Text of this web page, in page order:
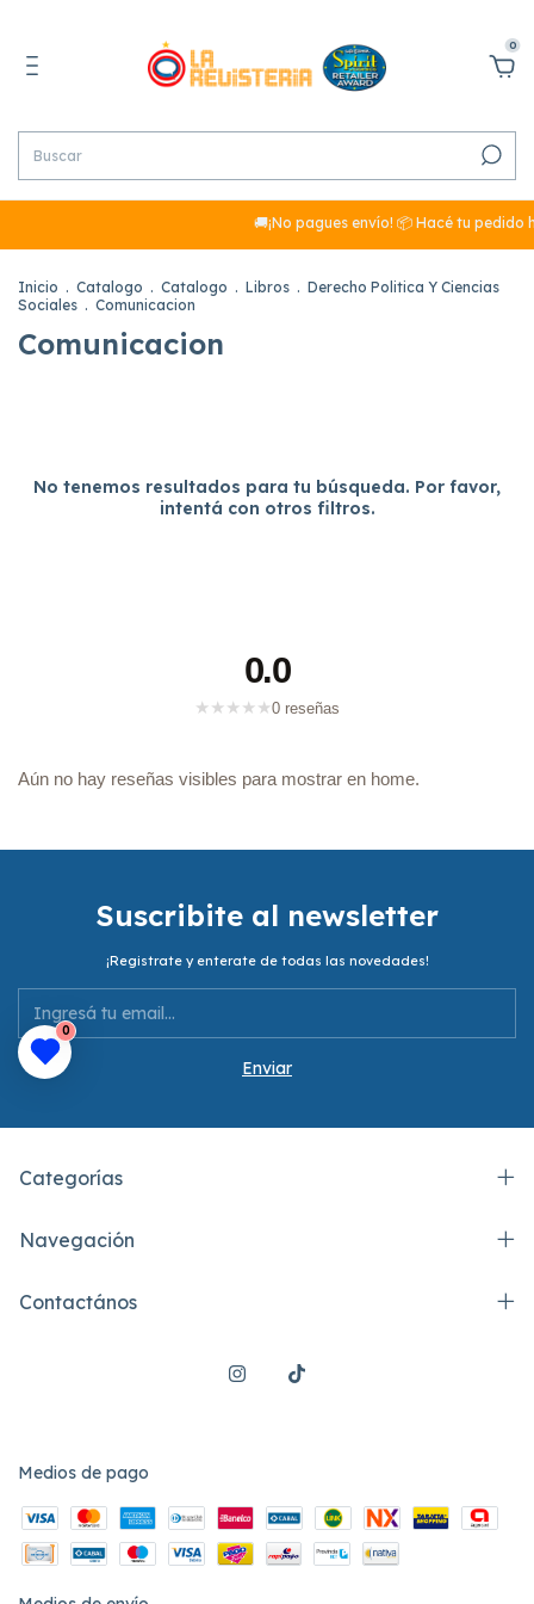
0
🚚¡No pagues envío! 📦 Hacé tu
Inicio . Catalogo . Catalogo . Libros . Derecho Politica Y Ciencias
Sociales . Comunicacion
Comunicacion
No tenemos resultados para tu búsqueda. Por favor,
intentá con otros filtros.
0.0
★ ★ ★ ★ ★0 reseñas
Aún no hay reseñas visibles para mostrar en home.
Suscribite al newsletter
¡Registrate y enterate de todas las novedades!
Categorías
Navegación
Contactános
Medios de pago
0